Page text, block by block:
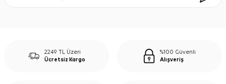
2249 TL Üzeri
Ücretsiz Kargo
%100 Güvenli
Alışveriş